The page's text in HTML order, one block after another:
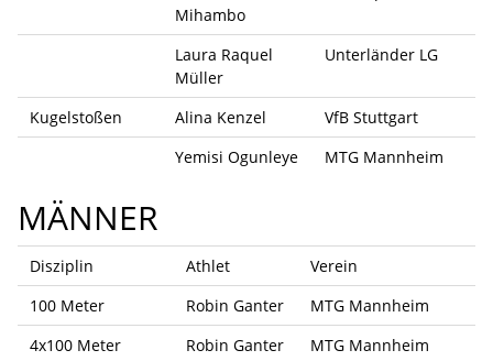
Mihambo
Laura Raquel
Müller
Unterländer LG
Kugelstoßen Alina Kenzel
VfB Stuttgart
Yemisi Ogunleye
MTG Mannheim
MÄNNER
Disziplin Athlet
Verein
100 Meter
Robin Ganter
MTG Mannheim
4x100 Meter
Robin Ganter
MTG Mannheim